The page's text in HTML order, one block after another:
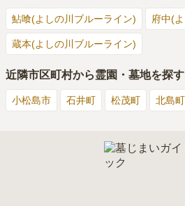
鮎喰(よしの川ブルーライン) 府中(
蔵本(よしの川ブルーライン)
近隣市区町村から霊園・墓地を探す
小松島市 石井町 松茂町 北島町